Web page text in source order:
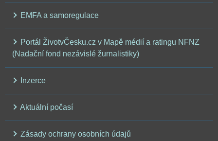
EMFA a samoregulace
Portál ŽivotvČesku.cz v Mapě médií a ratingu NFNZ
(Nadační fond nezávislé žurnalistiky)
Inzerce
Aktuální počasí
Zásady ochrany osobních údajů